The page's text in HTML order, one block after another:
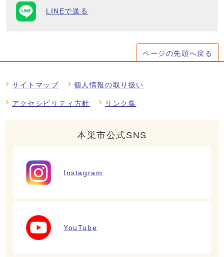
LINEで送る
ページの先頭へ戻る
サイトマップ 個人情報の取り扱い
アクセシビリティ方針 リンク集
本巣市公式SNS
Instagram
YouTube